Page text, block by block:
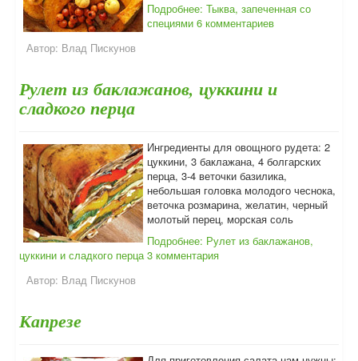
Подробнее: Тыква, запеченная со
специями 6 комментариев
Автор: Влад Пискунов
Рулет из баклажанов, цуккини и
сладкого перца
Ингредиенты для овощного рудета: 2
цуккини, 3 баклажана, 4 болгарских
перца, 3-4 веточки базилика,
небольшая головка молодого чеснока,
веточка розмарина, желатин, черный
молотый перец, морская соль
Подробнее: Рулет из баклажанов,
цуккини и сладкого перца 3 комментария
Автор: Влад Пискунов
Капрезе